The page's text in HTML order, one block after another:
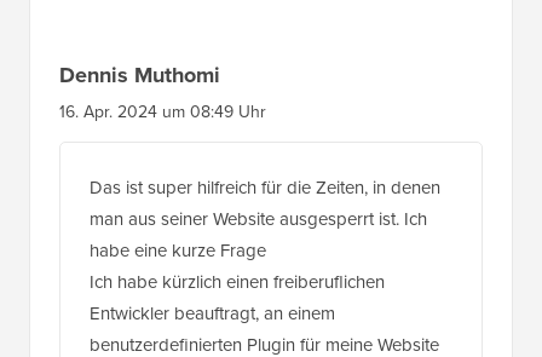
Dennis Muthomi
16. Apr. 2024 um 08:49 Uhr
Das ist super hilfreich für die Zeiten, in denen
man aus seiner Website ausgesperrt ist. Ich
habe eine kurze Frage
Ich habe kürzlich einen freiberuflichen
Entwickler beauftragt, an einem